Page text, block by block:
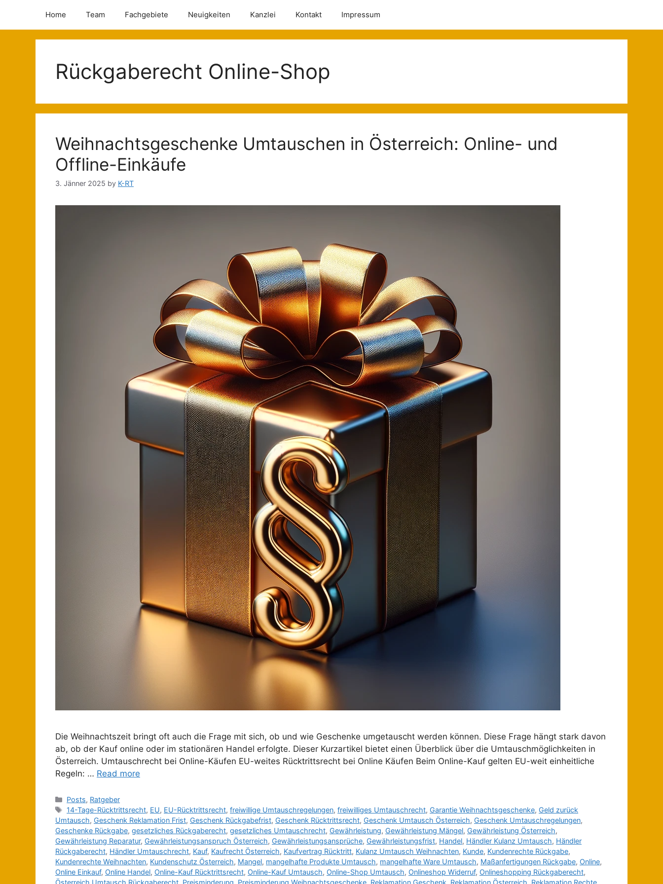
Home Team Fachgebiete Neuigkeiten Kanzlei Kontakt Impressum
Rückgaberecht Online-Shop
Weihnachtsgeschenke Umtauschen in Österreich: Online- und
Offline-Einkäufe
3. Jänner 2025 by K-RT
Die Weihnachtszeit bringt oft auch die Frage mit sich, ob und wie Geschenke umgetauscht werden können. Diese Frage hängt stark davon
ab, ob der Kauf online oder im stationären Handel erfolgte. Dieser Kurzartikel bietet einen Überblick über die Umtauschmöglichkeiten in
Österreich. Umtauschrecht bei Online-Käufen EU-weites Rücktrittsrecht bei Online Käufen Beim Online-Kauf gelten EU-weit einheitliche
Regeln: … Read more
Posts, Ratgeber
14-Tage-Rücktrittsrecht, EU, EU-Rücktrittsrecht,freiwillige Umtauschregelungen,freiwilliges Umtauschrecht, Garantie Weihnachtsgeschenke, Geld zurück
Umtausch, Geschenk Reklamation Frist, Geschenk Rückgabefrist, Geschenk Rücktrittsrecht, Geschenk Umtausch Österreich, Geschenk Umtauschregelungen,
Geschenke Rückgabe, gesetzliches Rückgaberecht, gesetzliches Umtauschrecht, Gewährleistung, Gewährleistung Mängel, Gewährleistung Österreich,
Gewährleistung Reparatur, Gewährleistungsanspruch Österreich, Gewährleistungsansprüche, Gewährleistungsfrist, Handel, Händler Kulanz Umtausch, Händler
Rückgaberecht, Händler Umtauschrecht, Kauf, Kaufrecht Österreich, Kaufvertrag Rücktritt, Kulanz Umtausch Weihnachten, Kunde, Kundenrechte Rückgabe,
Kundenrechte Weihnachten, Kundenschutz Österreich, Mangel, mangelhafte Produkte Umtausch, mangelhafte Ware Umtausch, Maßanfertigungen Rückgabe, Online,
Online Einkauf, Online Handel, Online-Kauf Rücktrittsrecht, Online-Kauf Umtausch, Online-Shop Umtausch, Onlineshop Widerruf, Onlineshopping Rückgaberecht,